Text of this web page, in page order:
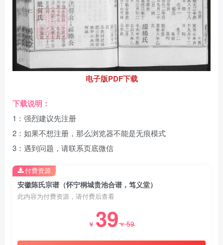
电子版PDF下载
下载说明：
1：强烈建议先注册
2：如果不想注册，那么浏览器不能是无痕模式
3：遇到问题，请联系页底微信
安徽陈氏宗谱（怀宁桐城贵池合谱，笃义堂）
此内容为付费资源，请付费后查看
￥ 39￥59
付费资源